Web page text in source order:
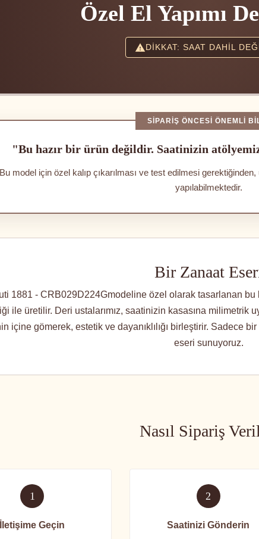
Özel El Yapımı
DİKKAT: SAAT DAHİL
SIPARIŞ ÖNCESI ÖNEMLI
"Bu hazır bir ürün değildir. Saatinizin
Bu model için özel kalıp çıkarılması ve test edilmesi
yapılabilmektedir.
Bir Zanaat
1881 - CRB029D224Gmodeline özel olarak tasarlanan bu
ile üretilir. Deri ustalarımız, saatinizin kasasına milimetrik
içine gömerek, estetik ve dayanıklılığı birleştirir. Sadece
eseri sunuyoruz.
Nasıl Sipariş
1
İletişime Geçin
2
Saatinizi Gönderin